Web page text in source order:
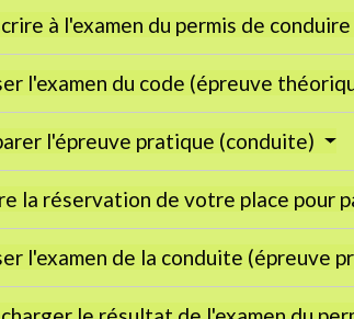
à l'examen du permis de conduire
l'examen du code (épreuve
l'épreuve pratique (conduite)
la réservation de votre place pour
l'examen de la conduite (épreuve